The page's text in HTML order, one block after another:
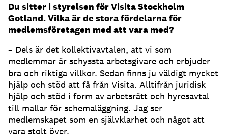
Du sitter i styrelsen för Visita Stockholm
Gotland. Vilka är de stora fördelarna för
medlemsföretagen med att vara med?
– Dels är det kollektivavtalen, att vi som
medlemmar är schyssta arbetsgivare och erbjuder
bra och riktiga villkor. Sedan finns ju väldigt mycket
hjälp och stöd att få från Visita. Alltifrån juridisk
hjälp och stöd i form av arbetsrätt och hyresavtal
till mallar för schemaläggning. Jag ser
medlemskapet som en självklarhet och något att
vara stolt över.